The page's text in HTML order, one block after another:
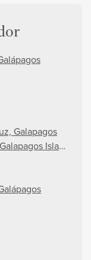
Galapagos
Islands